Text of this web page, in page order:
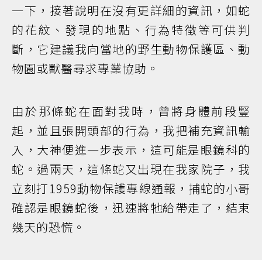
一下，接著說明在沒有更詳細的資訊，如蛇
的花紋、發現的地點、行為特徵等可供判
斷，它建議我向當地的野生動物保護區、動
物園或獸醫尋求專業協助。
由於那條蛇在面對我時，曾將身體前段豎
起，並且張開頭部的行為，我把補充資訊輸
入，大神便進一步表示，這可能是眼鏡科的
蛇。過兩天，這條蛇又出現在我家院子，我
立刻打1959動物保護專線通報，捕蛇的小哥
確認是眼鏡蛇後，迅速將牠給帶走了，結束
幾天的恐慌。